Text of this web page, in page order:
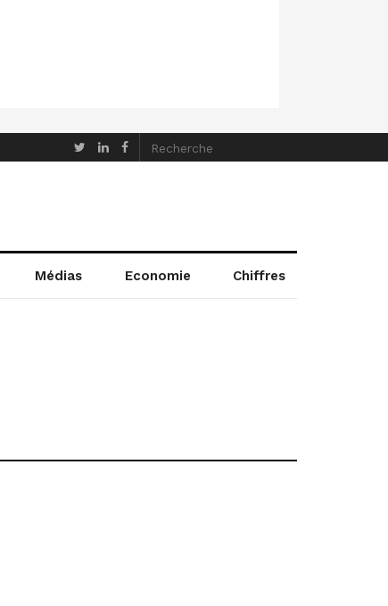
Médias Economie Chiffres